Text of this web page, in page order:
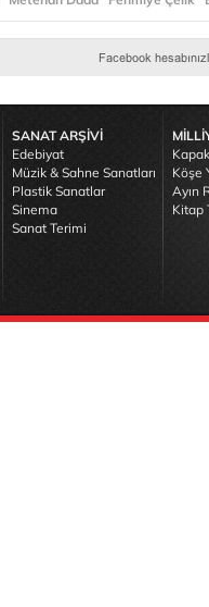
SANAT ARŞİVİ
Edebiyat
Müzik & Sahne Sanatları
Plastik Sanatlar
Sinema
Sanat Terimi
Köşe
Ayın
Kitap